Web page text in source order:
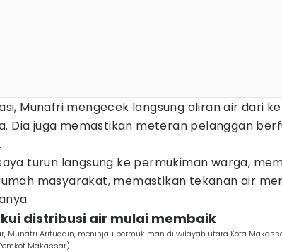
Munafri mengecek langsung aliran air dari
Dia juga memastikan meteran pelanggan
turun langsung ke permukiman warga,
masyarakat, memastikan tekanan air
distribusi air mulai membaik
Munafri Arifuddin, meninjau permukiman di wilayah utara Kota
Makassar)